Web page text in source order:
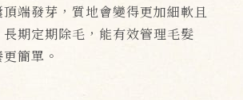
端發芽，質地會變得更加細軟且
期定期除毛，能有效管理毛髮
簡單。